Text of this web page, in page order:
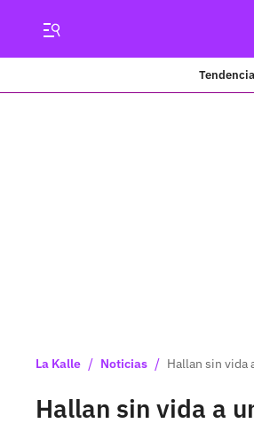
La Kalle / Noticias / Hallan sin vida
Hallan sin vida a